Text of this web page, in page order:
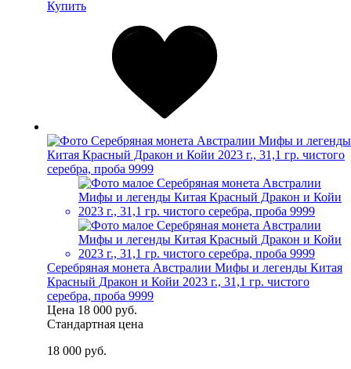
Купить
Серебряная монета Австралии Мифы и легенды Китая
Красный Дракон и Койи 2023 г., 31,1 гр. чистого
серебра, проба 9999
Цена 18 000 руб.
Стандартная цена
18 000 руб.